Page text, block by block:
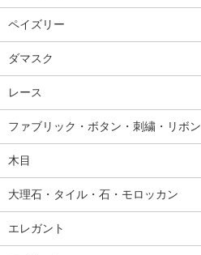
ペイズリー
ダマスク
レース
ファブリック・ボタン・刺繍・リボン
木目
大理石・タイル・石・モロッカン
エレガント